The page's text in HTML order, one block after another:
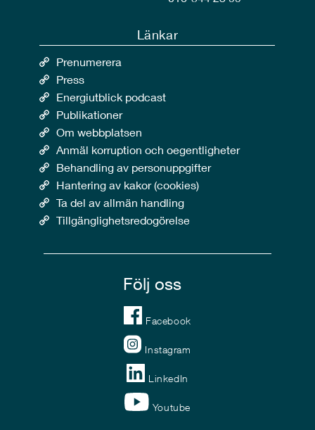
Länkar
Prenumerera
Press
Energiutblick podcast
Publikationer
Om webbplatsen
Anmäl korruption och oegentligheter
Behandling av personuppgifter
Hantering av kakor (cookies)
Ta del av allmän handling
Tillgänglighetsredogörelse
Följ oss
Facebook
Instagram
LinkedIn
Youtube